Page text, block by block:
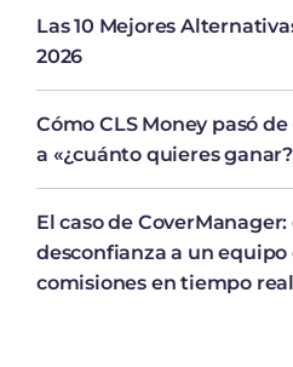
Las 10 Mejores
2026
Cómo CLS Money pasó
a «¿cuánto quieres
El caso de CoverManager:
desconfianza a un equipo
comisiones en tiempo real